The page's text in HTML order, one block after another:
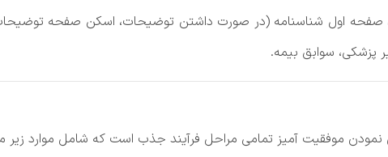
تحصیلی‌، صفحه‌ اول شناسنامه‌ (در صورت داشتن‌ توضیحات، اسکن‌ صفحه‌
پزشکی‌، سوابق‌ بیمه‌.
نمودن موفقیت‌ آمیز تمامی‌ مراحل‌ فرآیند جذب است‌ که‌ شامل‌ موارد زیر